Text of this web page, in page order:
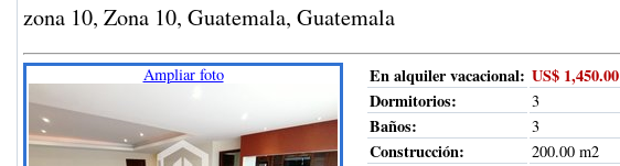
zona 10, Zona 10, Guatemala, Guatemala
Ampliar foto En alquiler vacacional: US$ 1,450.00
Dormitorios:
3
Baños: 3
Construcción: 200.00 m2